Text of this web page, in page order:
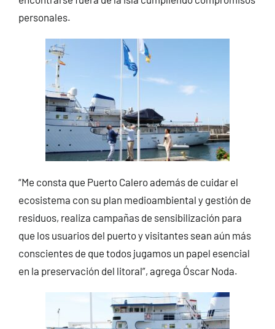
personales.
“Me consta que Puerto Calero además de cuidar el
ecosistema con su plan medioambiental y gestión de
residuos, realiza campañas de sensibilización para
que los usuarios del puerto y visitantes sean aún más
conscientes de que todos jugamos un papel esencial
en la preservación del litoral”, agrega Óscar Noda.